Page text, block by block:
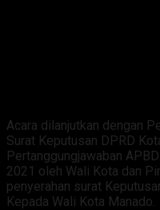
Acara dilanjutkan dengan
Surat Keputusan DPRD
Pertanggungjawaban
2021 oleh Wali Kota dan
penyerahan surat
Kepada Wali Kota Manado.